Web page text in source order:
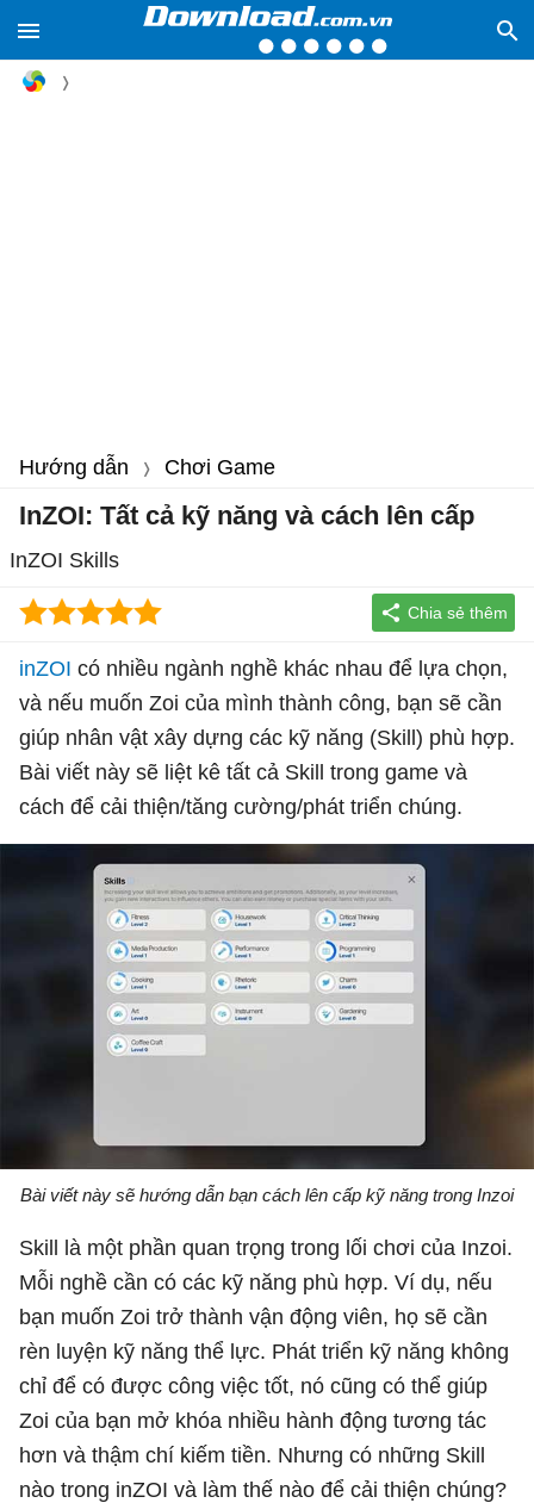
Hướng dẫn Chơi Game
InZOI: Tất cả kỹ năng và cách lên cấp
InZOI Skills
inZOI có nhiều ngành nghề khác nhau để lựa chọn,
và nếu muốn Zoi của mình thành công, bạn sẽ cần
giúp nhân vật xây dựng các kỹ năng (Skill) phù hợp.
Bài viết này sẽ liệt kê tất cả Skill trong game và
cách để cải thiện/tăng cường/phát triển chúng.
Bài viết này sẽ hướng dẫn bạn cách lên cấp kỹ năng trong Inzoi
Skill là một phần quan trọng trong lối chơi của Inzoi.
Mỗi nghề cần có các kỹ năng phù hợp. Ví dụ, nếu
bạn muốn Zoi trở thành vận động viên, họ sẽ cần
rèn luyện kỹ năng thể lực. Phát triển kỹ năng không
chỉ để có được công việc tốt, nó cũng có thể giúp
Zoi của bạn mở khóa nhiều hành động tương tác
hơn và thậm chí kiếm tiền. Nhưng có những Skill
nào trong inZOI và làm thế nào để cải thiện chúng?